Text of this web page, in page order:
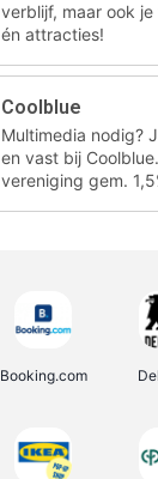
verblijf, maar ook
én attracties!
Coolblue
Multimedia nodig?
en vast bij
vereniging gem.
Booking.com